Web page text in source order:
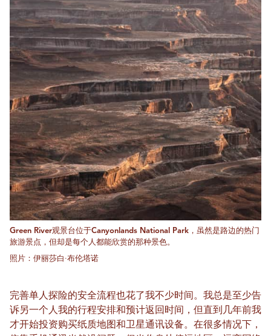
Green River观景台位于Canyonlands National Park，虽然是路边的热门
旅游景点，但却是每个人都能欣赏的那种景色。
照片：伊丽莎白·布伦塔诺
完善单人探险的安全流程也花了我不少时间。我总是至少告
诉另一个人我的行程安排和预计返回时间，但直到几年前我
才开始投资购买纸质地图和卫星通讯设备。在很多情况下，